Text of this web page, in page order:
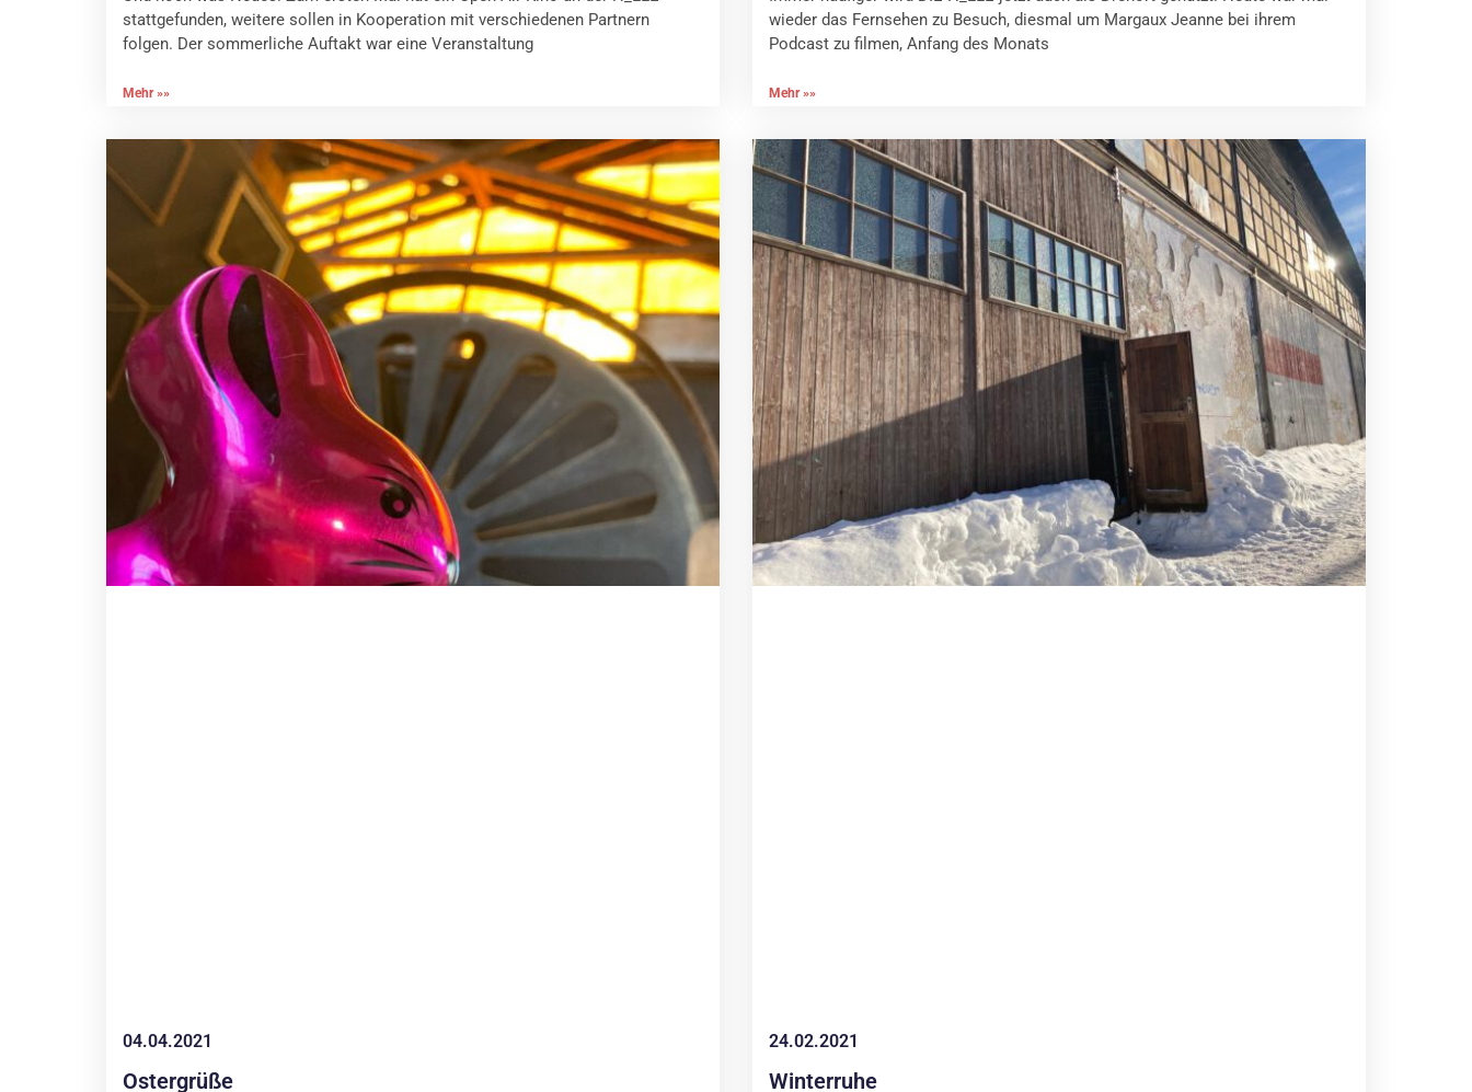
stattgefunden, weitere sollen in Kooperation mit verschiedenen Partnern
folgen. Der sommerliche Auftakt war eine Veranstaltung
Mehr »»
wieder das Fernsehen zu Besuch, diesmal um Margaux Jeanne bei ihrem
Podcast zu filmen, Anfang des Monats
Mehr »»
04.04.2021
Ostergrüße
24.02.2021
Winterruhe